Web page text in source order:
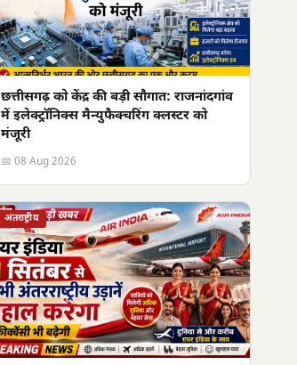
छत्तीसगढ़ को केंद्र की बड़ी सौगात: राजनांदगांव
में इलेक्ट्रॉनिक्स मैन्युफैक्चरिंग क्लस्टर को
मंजूरी
📅 08 Aug 2026
अंतराष्ट्रीय